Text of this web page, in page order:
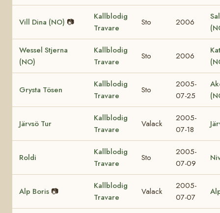
Vill Dina (NO) 📷
Kallblodig
Travare
Sto 2006
Wessel Stjerna
(NO)
Kallblodig
Travare
Sto 2006
Grysta Tösen
Kallblodig
Travare
Sto
2005-
07-25
Järvsö Tur
Kallblodig
Travare
Valack
2005-
07-18
Roldi
Kallblodig
Travare
Sto
2005-
07-09
Alp Boris 📷
Kallblodig
Travare
Valack
2005-
07-07